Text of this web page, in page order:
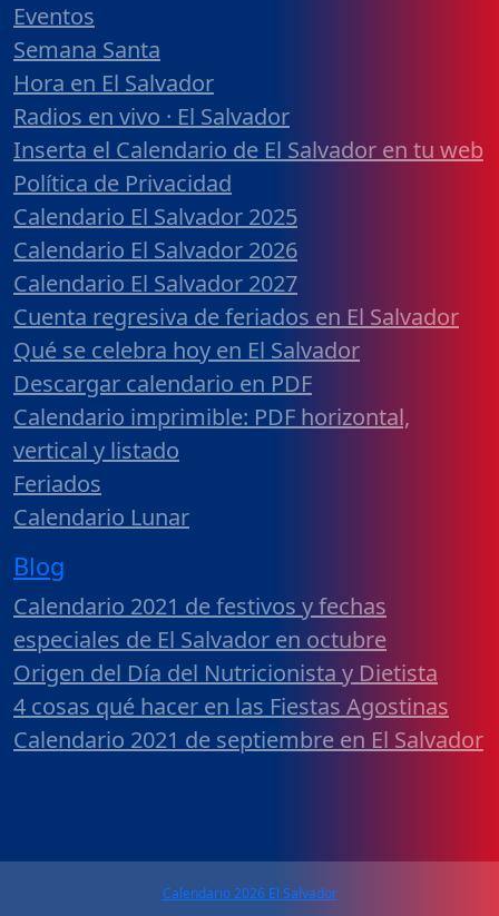
Eventos
Semana Santa
Hora en El Salvador
Radios en vivo · El Salvador
Inserta el Calendario de El Salvador en tu web
Política de Privacidad
Calendario El Salvador 2025
Calendario El Salvador 2026
Calendario El Salvador 2027
Cuenta regresiva de feriados en El Salvador
Qué se celebra hoy en El Salvador
Descargar calendario en PDF
Calendario imprimible: PDF horizontal,
vertical y listado
Feriados
Calendario Lunar
Blog
Calendario 2021 de festivos y fechas
especiales de El Salvador en octubre
Origen del Día del Nutricionista y Dietista
4 cosas qué hacer en las Fiestas Agostinas
Calendario 2021 de septiembre en El Salvador
Calendario 2026 El Salvador